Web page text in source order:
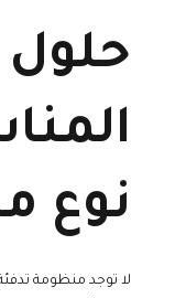
حلول
نوع
لا توجد منظومة